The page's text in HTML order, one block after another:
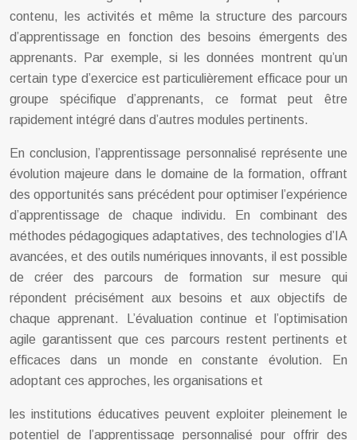
contenu, les activités et même la structure des parcours
d’apprentissage en fonction des besoins émergents des
apprenants. Par exemple, si les données montrent qu’un
certain type d’exercice est particulièrement efficace pour un
groupe spécifique d’apprenants, ce format peut être
rapidement intégré dans d’autres modules pertinents.
En conclusion, l’apprentissage personnalisé représente une
évolution majeure dans le domaine de la formation, offrant
des opportunités sans précédent pour optimiser l’expérience
d’apprentissage de chaque individu. En combinant des
méthodes pédagogiques adaptatives, des technologies d’IA
avancées, et des outils numériques innovants, il est possible
de créer des parcours de formation sur mesure qui
répondent précisément aux besoins et aux objectifs de
chaque apprenant. L’évaluation continue et l’optimisation
agile garantissent que ces parcours restent pertinents et
efficaces dans un monde en constante évolution. En
adoptant ces approches, les organisations et
les institutions éducatives peuvent exploiter pleinement le
potentiel de l’apprentissage personnalisé pour offrir des